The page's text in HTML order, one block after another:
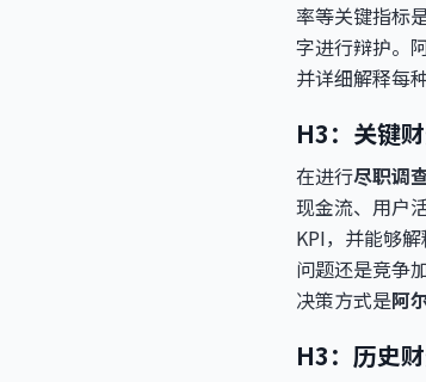
率等关键指标
字进行辩护。
并详细解释每
H3：关键
在进行尽职调
现金流、用户
KPI，并能够
问题还是竞争
决策方式是阿
H3：历史